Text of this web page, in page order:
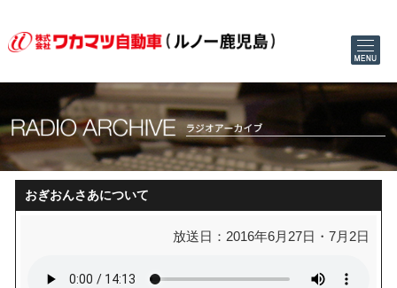
おぎおんさあについて
放送日：2016年6月27日・7月2日